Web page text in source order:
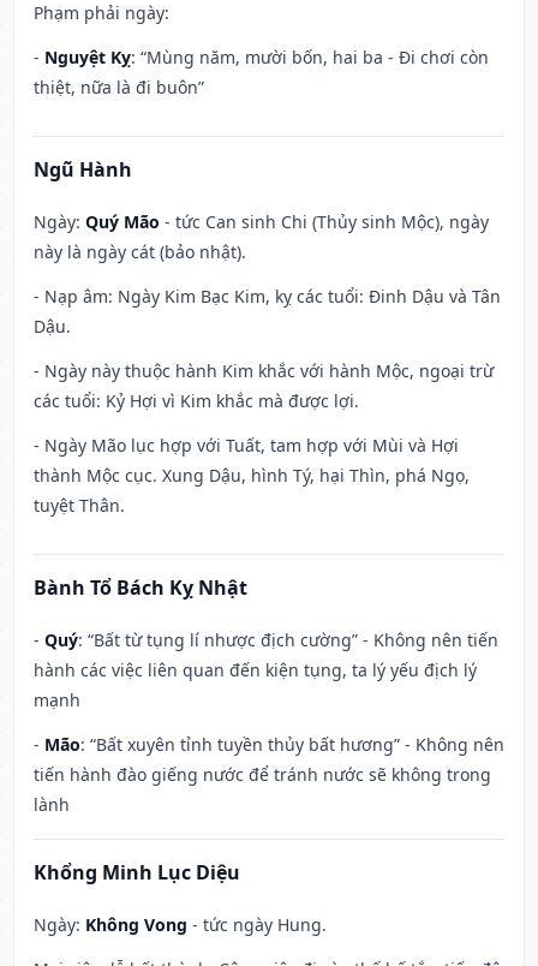
Phạm phải ngày:
- Nguyệt Kỵ: “Mùng năm, mười bốn, hai ba - Đi chơi còn
thiệt, nữa là đi buôn”
Ngũ Hành
Ngày: Quý Mão - tức Can sinh Chi (Thủy sinh Mộc), ngày
này là ngày cát (bảo nhật).
- Nạp âm: Ngày Kim Bạc Kim, kỵ các tuổi: Đinh Dậu và Tân
Dậu.
- Ngày này thuộc hành Kim khắc với hành Mộc, ngoại trừ
các tuổi: Kỷ Hợi vì Kim khắc mà được lợi.
- Ngày Mão lục hợp với Tuất, tam hợp với Mùi và Hợi
thành Mộc cục. Xung Dậu, hình Tý, hại Thìn, phá Ngọ,
tuyệt Thân.
Bành Tổ Bách Kỵ Nhật
- Quý: “Bất từ tụng lí nhược địch cường” - Không nên tiến
hành các việc liên quan đến kiện tụng, ta lý yếu địch lý
mạnh
- Mão: “Bất xuyên tỉnh tuyền thủy bất hương” - Không nên
tiến hành đào giếng nước để tránh nước sẽ không trong
lành
Khổng Minh Lục Diệu
Ngày: Không Vong - tức ngày Hung.